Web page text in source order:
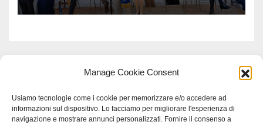
Manage Cookie Consent
Usiamo tecnologie come i cookie per memorizzare e/o accedere ad
informazioni sul dispositivo. Lo facciamo per migliorare l'esperienza di
navigazione e mostrare annunci personalizzati. Fornire il consenso a